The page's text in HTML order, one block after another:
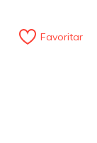
Favoritar